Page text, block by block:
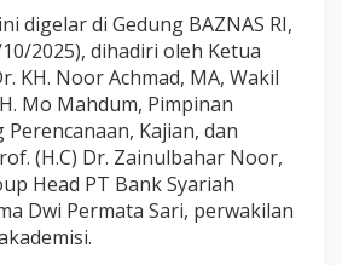
k
B
digelar di Gedung BAZNAS RI,
2025), dihadiri oleh Ketua
KH. Noor Achmad, MA, Wakil
Mo Mahdum, Pimpinan
Perencanaan, Kajian, dan
(H.C) Dr. Zainulbahar Noor,
Head PT Bank Syariah
Dwi Permata Sari, perwakilan